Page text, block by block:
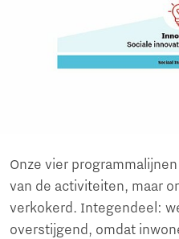
Onze vier
van de activiteiten, maar
verkokerd. Integendeel:
overstijgend, omdat